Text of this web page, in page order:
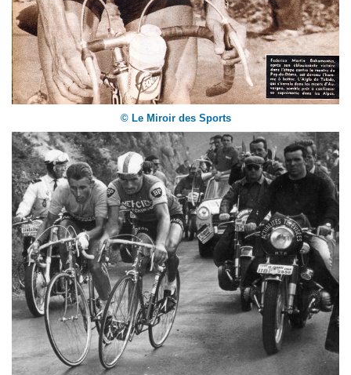
© Le Miroir des Sports